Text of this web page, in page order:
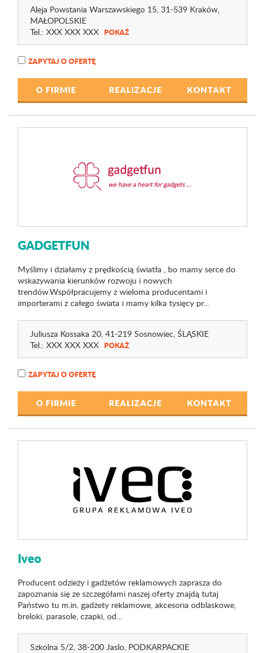
Aleja Powstania Warszawskiego 15, 31-539 Kraków,
MAŁOPOLSKIE
Tel.: XXX XXX XXX POKAŻ
ZAPYTAJ O OFERTĘ
O FIRMIE REALIZACJE KONTAKT
GADGETFUN
Myślimy i działamy z prędkością światła , bo mamy serce do
wskazywania kierunków rozwoju i nowych
trendów.Współpracujemy z wieloma producentami i
importerami z całego świata i mamy kilka tysięcy pr...
Juliusza Kossaka 20, 41-219 Sosnowiec, ŚLĄSKIE
Tel.: XXX XXX XXX POKAŻ
ZAPYTAJ O OFERTĘ
O FIRMIE REALIZACJE KONTAKT
Iveo
Producent odzieży i gadżetów reklamowych zaprasza do
zapoznania się ze szczegółami naszej oferty znajdą tutaj
Państwo tu m.in. gadżety reklamowe, akcesoria odblaskowe,
breloki, parasole, czapki, od...
Szkolna 5/2, 38-200 Jaslo, PODKARPACKIE